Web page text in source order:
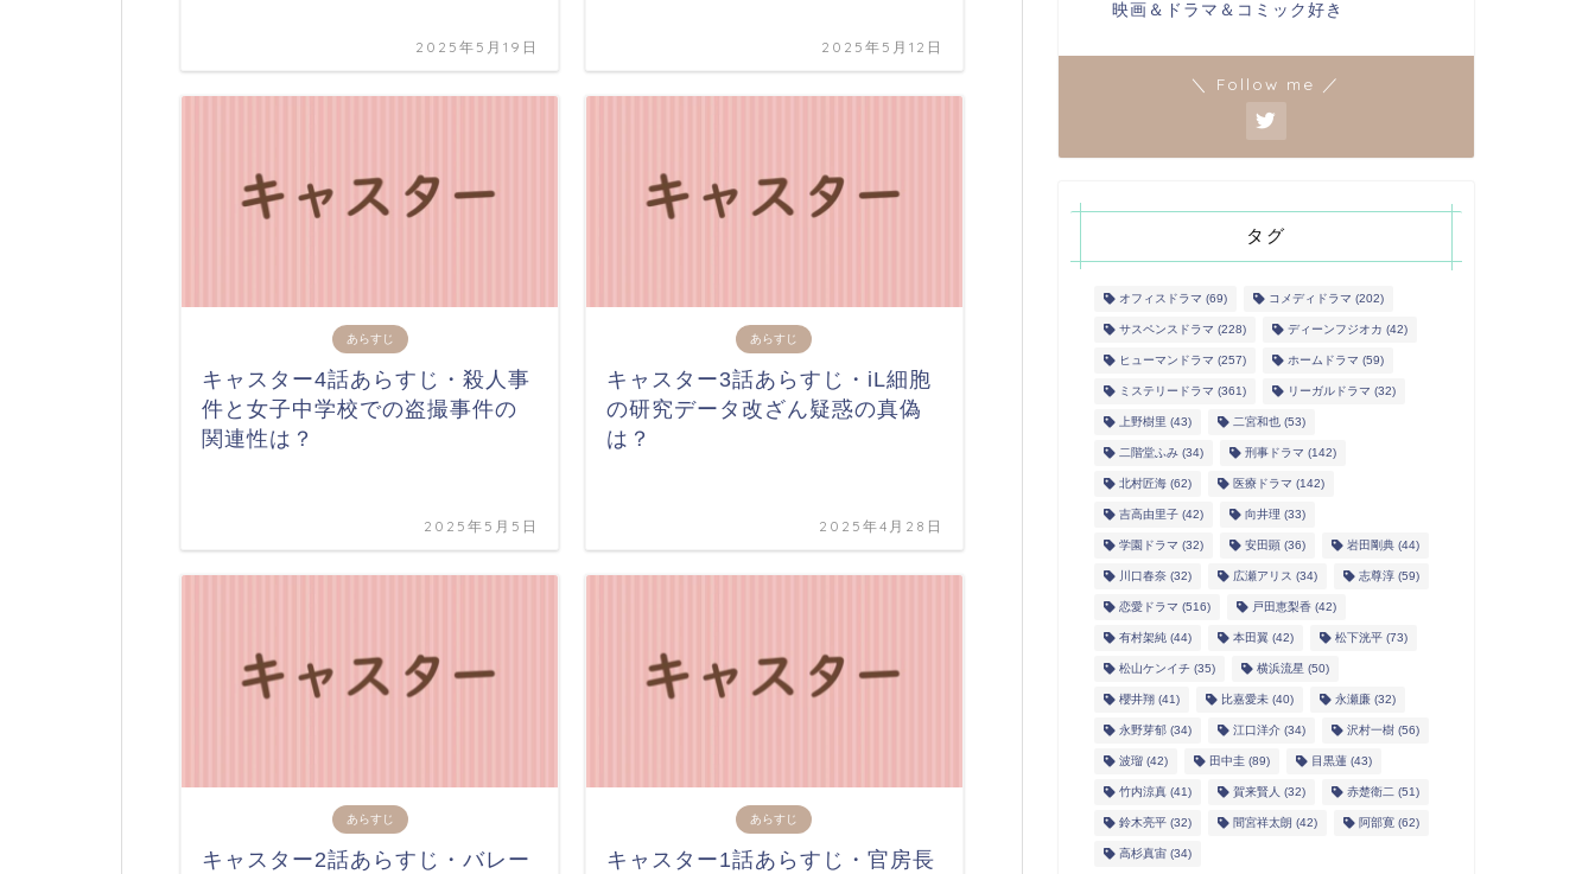
2025年5月19日 2025年5月12日
あらすじ
キャスター4話あらすじ・殺人事
件と女子中学校での盗撮事件の
関連性は？
2025年5月5日
あらすじ
キャスター3話あらすじ・iL細胞
の研究データ改ざん疑惑の真偽
は？
2025年4月28日
あらすじ
キャスター2話あらすじ・バレー
あらすじ
キャスター1話あらすじ・官房長
映画＆ドラマ＆コミック好き
＼ Follow me ／
タグ
オフィスドラマ (69) コメディドラマ (202)
サスペンスドラマ (228) ディーンフジオカ (42)
ヒューマンドラマ (257) ホームドラマ (59)
ミステリードラマ (361) リーガルドラマ (32)
上野樹里 (43) 二宮和也 (53)
二階堂ふみ(34) 刑事ドラマ (142)
北村匠海(62) 医療ドラマ (142)
吉高由里子(42) 向井理 (33)
学園ドラマ (32) 安田顕(36) 岩田剛典(44)
川口春奈(32) 広瀬アリス (34) 志尊淳(59)
恋愛ドラマ (516) 戸田恵梨香(42)
有村架純 (44) 本田翼 (42) 松下洸平(73)
松山ケンイチ(35) 横浜流星 (50)
櫻井翔(41) 比嘉愛未(40) 永瀬廉(32)
永野芽郁(34) 江口洋介(34) 沢村一樹(56)
波瑠(42) 田中圭(89) 目黒蓮(43)
竹内涼真 (41) 賀来賢人 (32) 赤楚衛二 (51)
鈴木亮平(32) 間宮祥太朗 (42) 阿部寛(62)
高杉真宙(34)